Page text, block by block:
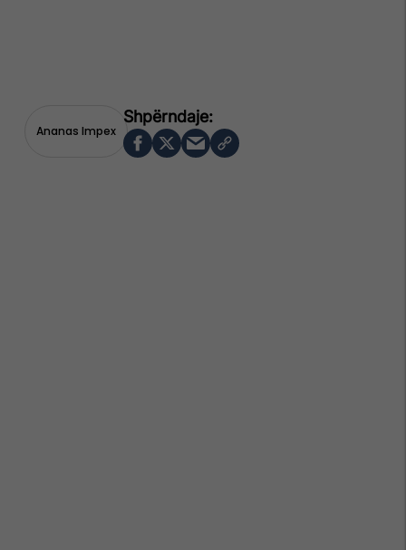
Ananas Impex